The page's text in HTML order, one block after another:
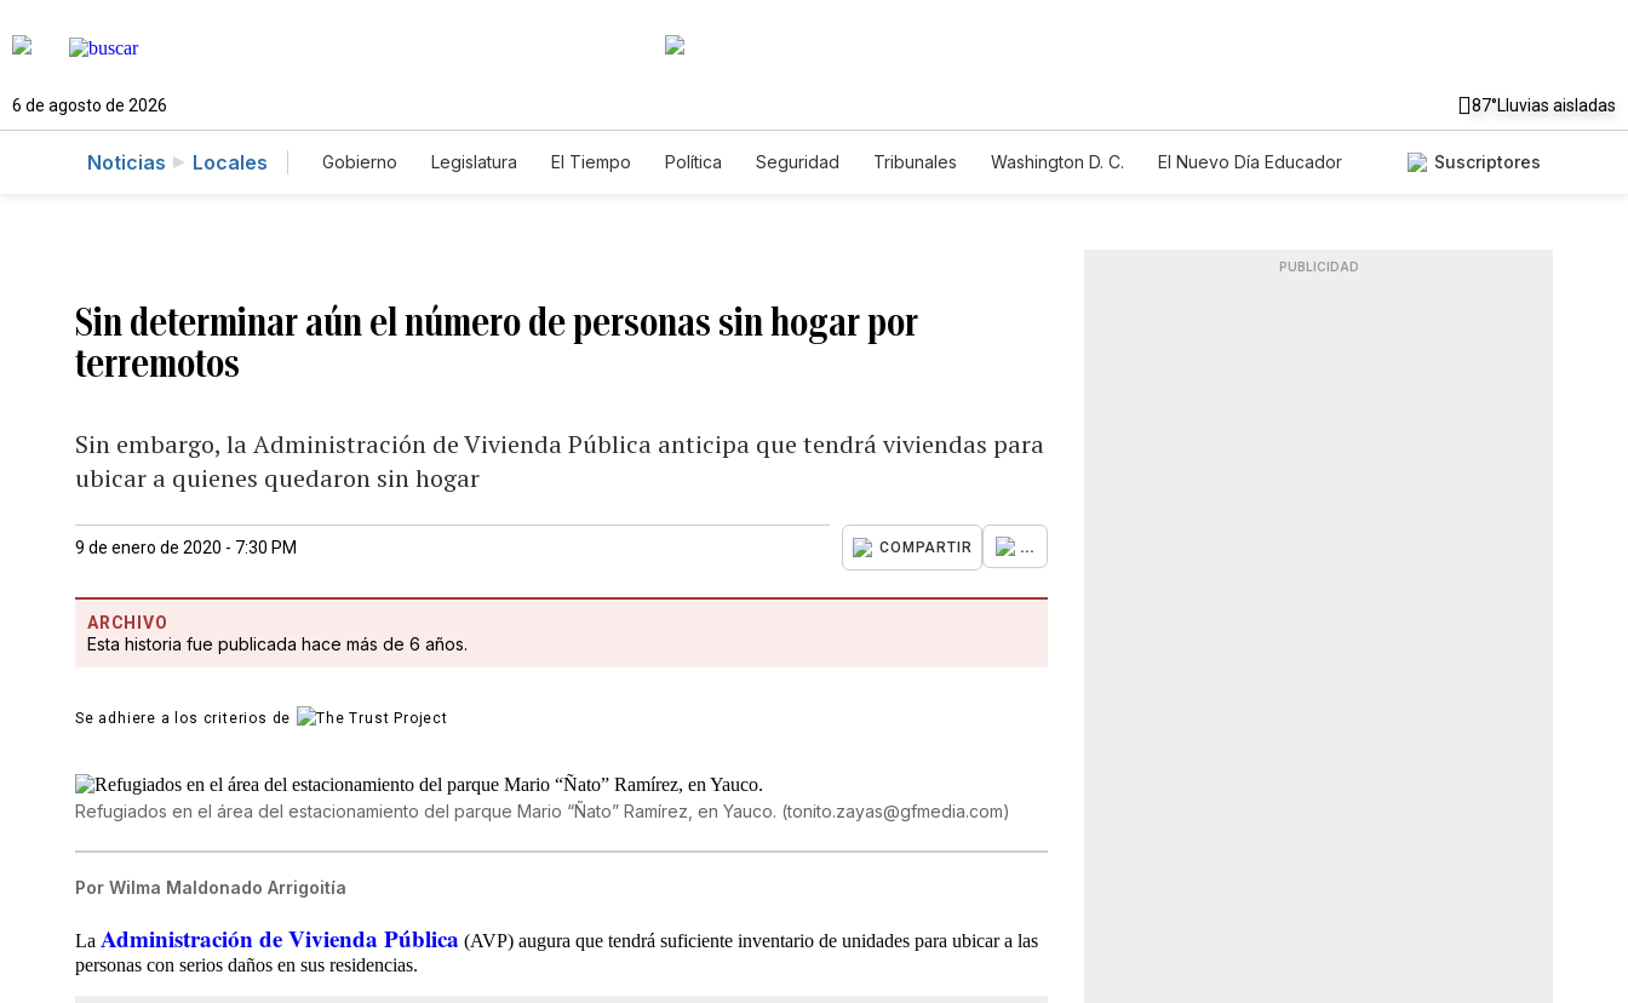
6 de agosto de 2026 87°Lluvias aisladas
Noticias Locales Gobierno Legislatura El Tiempo Política Seguridad Tribunales Washington D. C.
El Nuevo Día Educador
Suscriptores
Sin determinar aún el número de personas sin hogar por
terremotos
Sin embargo, la Administración de Vivienda Pública anticipa que tendrá viviendas para
ubicar a quienes quedaron sin hogar
9 de enero de 2020 - 7:30 PM COMPARTIR ...
ARCHIVO
Esta historia fue publicada hace más de 6 años.
Se adhiere a los criterios de
Refugiados en el área del estacionamiento del parque Mario “Ñato” Ramírez, en Yauco. (tonito.zayas@gfmedia.com)
Por Wilma Maldonado Arrigoitía
La Administración de Vivienda Pública (AVP) augura que tendrá suficiente inventario de unidades para ubicar a las
personas con serios daños en sus residencias.
PUBLICIDAD